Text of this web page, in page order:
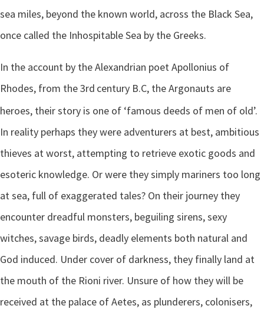
sea miles, beyond the known world, across the Black Sea,
once called the Inhospitable Sea by the Greeks.
In the account by the Alexandrian poet Apollonius of
Rhodes, from the 3rd century B.C, the Argonauts are
heroes, their story is one of ‘famous deeds of men of old’.
In reality perhaps they were adventurers at best, ambitious
thieves at worst, attempting to retrieve exotic goods and
esoteric knowledge. Or were they simply mariners too long
at sea, full of exaggerated tales? On their journey they
encounter dreadful monsters, beguiling sirens, sexy
witches, savage birds, deadly elements both natural and
God induced. Under cover of darkness, they finally land at
the mouth of the Rioni river. Unsure of how they will be
received at the palace of Aetes, as plunderers, colonisers,